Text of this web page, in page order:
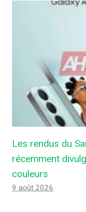
Les rendus du
récemment
couleurs
9 août 2026